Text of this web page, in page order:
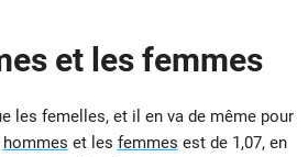
et les femmes
les femelles, et il en va de même pour
hommes et les femmes est de 1,07, en